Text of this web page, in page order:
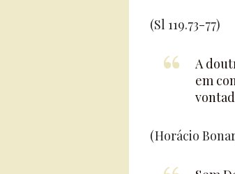
(Sl 119.73-77)
A
em
(Horácio